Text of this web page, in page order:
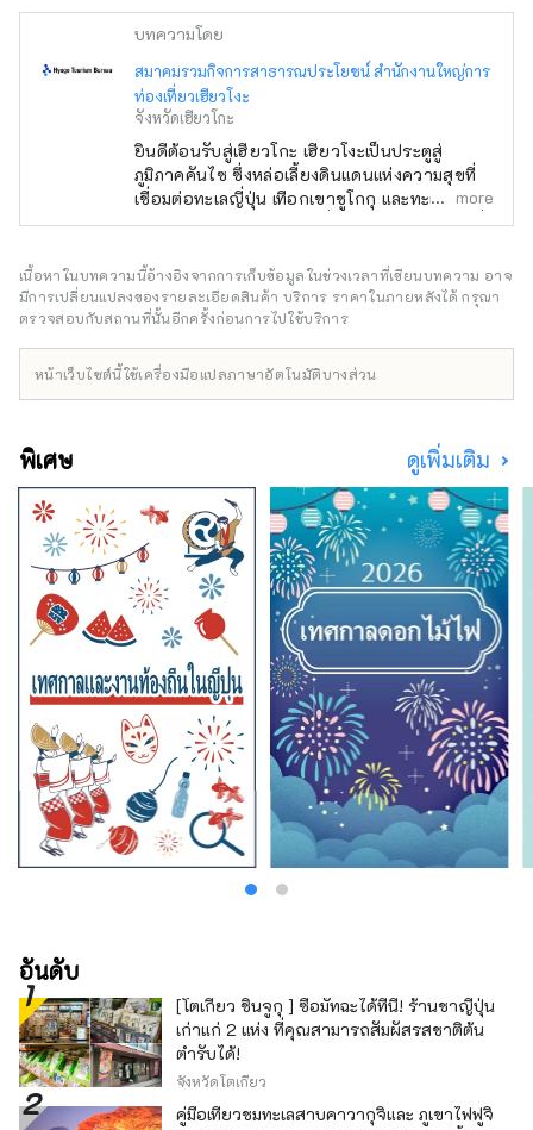
บทความโดย
สมาคมรวมกิจการสาธารณประโยชน์ สำนักงานใหญ่การ
ท่องเที่ยวเฮียวโงะ
จังหวัดเฮียวโกะ
ยินดีต้อนรับสู่เฮียวโกะ เฮียวโงะเป็นประตูสู่
ภูมิภาคคันไซ ซึ่งหล่อเลี้ยงดินแดนแห่งความสุขที่
เชื่อมต่อทะเลญี่ปุ่น เทือกเขาชูโกกุ และทะเลเซโตะ
ใน ตลอดจนสภาพอากาศที่มีความสุข มีทิวทัศน์ที่
ปราสาทฮิเมจิ มรดกโลกที่ได้รับเลือกให้เป็นหนึ่ง
ใน 100 จุดชมซากุระที่ดีที่สุด และทิวทัศน์ยาม
ค่ำคืนแบบพาโนรามาจากภูเขาร็อคโค แบรนด์โก
หมายเหมือนกันกับเนื้อทาจิมะ เป็นหนึ่งในเนื้อวัว
ซากิออนเซ็นก็ปรากฏอยู่ในวรรณกรรมมากมาย
โอบล้อมด้วยธรรมชาติ ให้คุณได้ผ่อนคลาย
ร่างกายและจิตใจ คุณสามารถพบกับเสียงที่น่า
จดจำ เช่น เสียงฟ้าร้องของน้ำวนนารูโตะบนเกาะ
อาวาจิ และเสียงแบบไดนามิกของเทศกาลดอกไม้
ไฟที่จัดขึ้นในสถานที่ต่างๆ ในฤดูร้อน ในสวน
สมุนไพรและสวนพฤกษศาสตร์ในจังหวัด คุณจะ
ได้รับการเยียวยาด้วยกลิ่นสมุนไพรและดอกไม้ที่
อ่อนโยนและน่ารื่นรมย์ตลอดสี่ฤดูกาล เพลิดเพลิน
ไปกับการเดินทางครั้งใหม่ในเฮียวโงะที่กระตุ้น
สัมผัสทั้งห้าของการมองเห็น การรับรส การสัมผัส
การได้ยิน และการดมกลิ่น
more
เนื้อหาในบทความนี้อ้างอิงจากการเก็บข้อมูลในช่วงเวลาที่เขียนบทความ อาจ
มีการเปลี่ยนแปลงของรายละเอียดสินค้า บริการ ราคาในภายหลังได้ กรุณา
ตรวจสอบกับสถานที่นั้นอีกครั้งก่อนการไปใช้บริการ
หน้าเว็บไซต์นี้ใช้เครื่องมือแปลภาษาอัตโนมัติบางส่วน
พิเศษ ดูเพิ่มเติม
อันดับ
[โตเกียว ชินจูกุ ] ซื้อมัทฉะได้ที่นี่! ร้านชาญี่ปุ่น
เก่าแก่ 2 แห่ง ที่คุณสามารถสัมผัสรสชาติต้น
ตำรับได้!
จังหวัดโตเกียว
คู่มือเที่ยวชมทะเลสาบคาวากุจิและ ภูเขาไฟฟูจิ